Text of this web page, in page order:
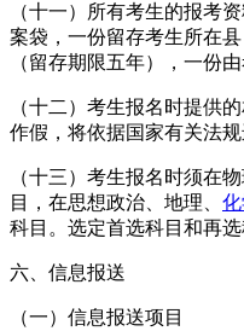
（十一）所有考生的报考
案袋，一份留存考生所在
（留存期限五年），一份
（十二）考生报名时提供
作假，将依据国家有关法规
（十三）考生报名时须在
目，在思想政治、地理、
科目。选定首选科目和再
六、信息报送
（一）信息报送项目